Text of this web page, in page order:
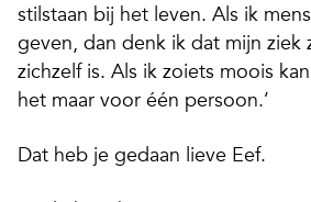
stilstaan bij het leven. Als ik
geven, dan denk ik dat mijn ziek
zichzelf is. Als ik zoiets moois
het maar voor één persoon.’
Dat heb je gedaan lieve Eef.